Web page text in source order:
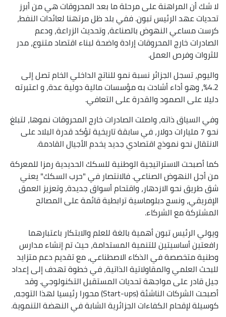
لا شك أن المراهنة على مرحلة ما بعد المحروقات هي من أبرز
تحديات عهد الرئيس تبون. ففي بلد ظل مرتهنا لعائدات النفط،
كرست مساعي النهوض بالصناعة، وتحديث الزراعة، ودعم
الصادرات خارج المحروقات إرادة واضحة لبناء اقتصاد متنوع، مدر
للثروات وفرص العمل.
واليوم، تسجل الجزائر نسبة نمو للناتج الداخلي الخام تصل إلى
4.2%، وهو أداء أشادت به مؤسسات مالية دولية عدة، و اعتبرته
دليلا على الصمود والقدرة على التعافي.
وفي السياق ذاته، واصلت الصادرات خارج المحروقات نموها، لتبلغ
نحو 7 مليارات دولار، في سابقة تاريخية تؤكد قدرة البلاد على
الانتقال نحو نموذج اقتصادي جديد يخدم الأجيال القادمة.
كما أصبحت الاستراتيجية الوطنية للسكك الحديدية رمزا للمعركة
من أجل النهوض الصناعي. فالانتصار في "حرب السكك" يعني
شق طريق نحو الازدهار، واقتحام أسواق جديدة، وتعزيز العمق
الإفريقي، ونسج دبلوماسية ترابطية قائمة على المصالح
المشتركة مع الشركاء.
ويولي الرئيس تبون أهمية بالغة للعلم والابتكار باعتبارهما
رافعتين أساسيتين للتنمية المستدامة، حيث تم إنشاء مدارس
وطنية متخصصة في الذكاء الاصطناعي، مع تقديم دعم متزايد
للبحث العلمي والمقاولاتية الذاتية، في خطوة تهدف إلى إعداد
جيل قادر على مواجهة تحديات المستقبل التكنولوجي. وقد
أصبحت الشركات الناشئة (Start-ups) محورا رئيسيا لهذا التوجه،
كوسيلة لإقحام الكفاءات الجزائرية الشابة في النهضة التنموية.